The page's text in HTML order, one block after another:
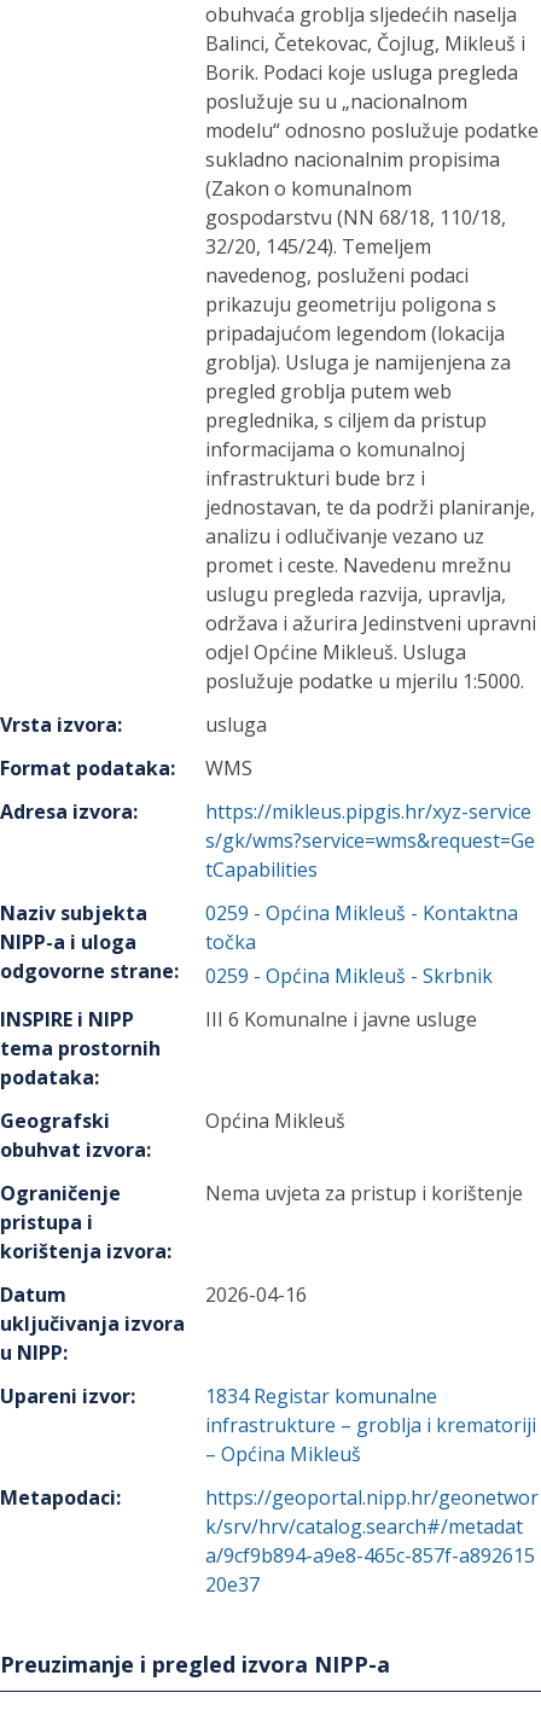
obuhvaća groblja sljedećih naselja
Balinci, Četekovac, Čojlug, Mikleuš i
Borik. Podaci koje usluga pregleda
poslužuje su u „nacionalnom
modelu“ odnosno poslužuje podatke
sukladno nacionalnim propisima
(Zakon o komunalnom
gospodarstvu (NN 68/18, 110/18,
32/20, 145/24). Temeljem
navedenog, posluženi podaci
prikazuju geometriju poligona s
pripadajućom legendom (lokacija
groblja). Usluga je namijenjena za
pregled groblja putem web
preglednika, s ciljem da pristup
informacijama o komunalnoj
infrastrukturi bude brz i
jednostavan, te da podrži planiranje,
analizu i odlučivanje vezano uz
promet i ceste. Navedenu mrežnu
uslugu pregleda razvija, upravlja,
održava i ažurira Jedinstveni upravni
odjel Općine Mikleuš. Usluga
poslužuje podatke u mjerilu 1:5000.
Vrsta izvora:
usluga
Format podataka:
WMS
Adresa izvora:
https://mikleus.pipgis.hr/xyz-service
s/gk/wms?service=wms&request=Ge
tCapabilities
Naziv subjekta
NIPP-a i uloga
odgovorne strane:
0259 -Općina Mikleuš - Kontaktna
točka
0259 -Općina Mikleuš - Skrbnik
INSPIRE i NIPP
tema prostornih
podataka:
III 6 Komunalne i javne usluge
Geografski
obuhvat izvora:
Općina Mikleuš
Ograničenje
pristupa i
korištenja izvora:
Nema uvjeta za pristup i korištenje
Datum
uključivanja izvora
u NIPP:
2026-04-16
Upareni izvor: 1834 Registar komunalne
infrastrukture – groblja i krematoriji
– Općina Mikleuš
Metapodaci:
https://geoportal.nipp.hr/geonetwor
k/srv/hrv/catalog.search#/metadat
a/9cf9b894-a9e8-465c-857f-a892615
20e37
Preuzimanje i pregled izvora NIPP-a